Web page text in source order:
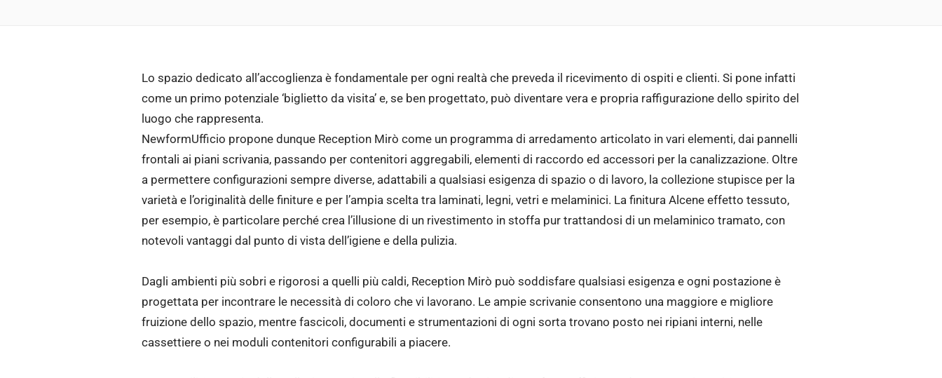
Lo spazio dedicato all’accoglienza è fondamentale per ogni realtà che preveda il ricevimento di ospiti e clienti. Si pone infatti
come un primo potenziale ‘biglietto da visita’ e, se ben progettato, può diventare vera e propria raffigurazione dello spirito del
luogo che rappresenta.
NewformUfficio propone dunque Reception Mirò come un programma di arredamento articolato in vari elementi, dai pannelli
frontali ai piani scrivania, passando per contenitori aggregabili, elementi di raccordo ed accessori per la canalizzazione. Oltre
a permettere configurazioni sempre diverse, adattabili a qualsiasi esigenza di spazio o di lavoro, la collezione stupisce per la
varietà e l’originalità delle finiture e per l’ampia scelta tra laminati, legni, vetri e melaminici. La finitura Alcene effetto tessuto,
per esempio, è particolare perché crea l’illusione di un rivestimento in stoffa pur trattandosi di un melaminico tramato, con
notevoli vantaggi dal punto di vista dell’igiene e della pulizia.
Dagli ambienti più sobri e rigorosi a quelli più caldi, Reception Mirò può soddisfare qualsiasi esigenza e ogni postazione è
progettata per incontrare le necessità di coloro che vi lavorano. Le ampie scrivanie consentono una maggiore e migliore
fruizione dello spazio, mentre fascicoli, documenti e strumentazioni di ogni sorta trovano posto nei ripiani interni, nelle
cassettiere o nei moduli contenitori configurabili a piacere.